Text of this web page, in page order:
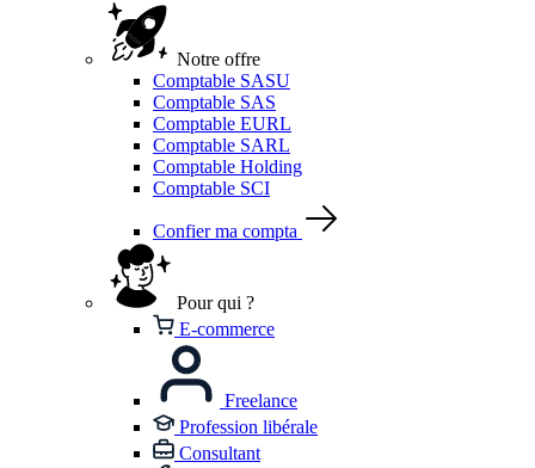
Notre offre
Comptable SASU
Comptable SAS
Comptable EURL
Comptable SARL
Comptable Holding
Comptable SCI
Confier ma compta
Pour qui ?
E-commerce
Freelance
Profession libérale
Consultant